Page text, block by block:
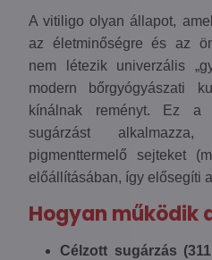
A vitiligo olyan állapot,
az életminőségre és az
nem létezik univerzális
modern bőrgyógyászati
kínálnak reményt. Ez a
sugárzást
pigmenttermelő sejteket
előállításában, így elősegíti
Hogyan működik
Célzott sugárzás